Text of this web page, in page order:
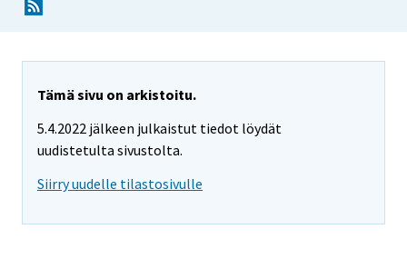
Tämä sivu on arkistoitu.
5.4.2022 jälkeen julkaistut tiedot löydät
uudistetulta sivustolta.
Siirry uudelle tilastosivulle